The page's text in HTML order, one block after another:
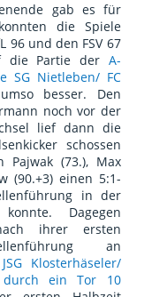
gab es für
die Spiele
96 und den FSV 67
die Partie der A-
SG Nietleben/ FC
besser. Den
noch vor der
lief dann die
schossen
Pajwak (73.), Max
(90.+3) einen 5:1-
in der
Dagegen
ihrer ersten
an
Klosterhäseler/
durch ein Tor 10